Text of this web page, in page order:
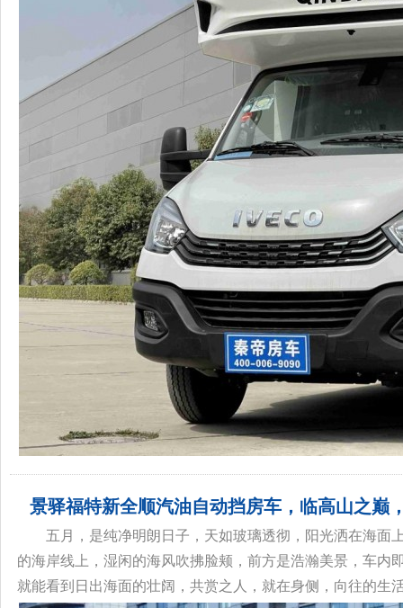
景驿福特新全顺汽油自动挡房车，临高山之巅
五月，是纯净明朗日子，天如玻璃透彻，阳光洒在海
的海岸线上，湿闲的海风吹拂脸颊，前方是浩瀚美景，车
就能看到日出海面的壮阔，共赏之人，就在身侧，向往的生